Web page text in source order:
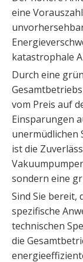
eine
katastrophale
Durch eine
vom Preis auf
Einsparungen
unermüdlichen
ist die
sondern eine
Sind Sie bereit,
spezifische
technischen
die